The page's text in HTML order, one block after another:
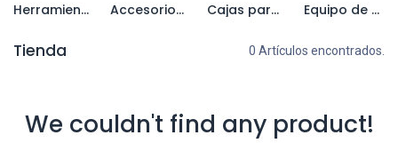
Herramientas estacionarias Accesorios para herramientas eléctricas Cajas para herramientas y organizadores Equipo de seguridad
Tienda 0 Artículos encontrados.
We couldn't find any product!